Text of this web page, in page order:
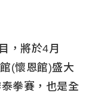
，將於4月
(懷恩館)盛大
拳賽，也是全